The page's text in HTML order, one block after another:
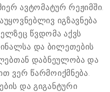
ავტომატურ რეჟიმში.
იგზავნება
წვდომა აქვს
და ბილეთების
დაბნეულობა და
ვერ წარმოიქმნება.
და გიგანტური